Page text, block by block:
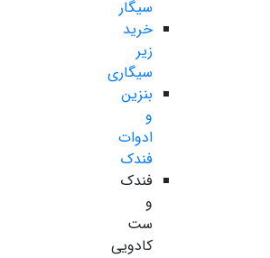
سیگار
خرید
زیر
سیگاری
بنزین
و
ادوات
فندک
فندک
و
ست
کادویی